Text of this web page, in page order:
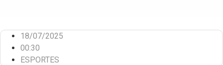
18/07/2025
00:30
ESPORTES